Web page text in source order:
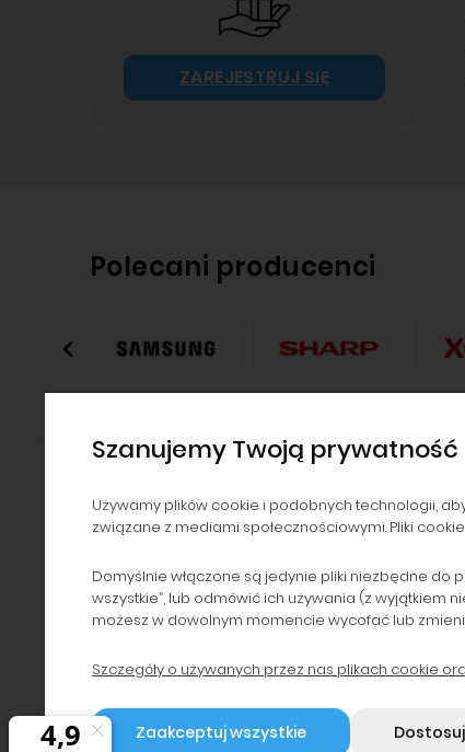
ZAREJESTRUJ SIĘ
Polecani producenci
NAWIGACJA
Kontakt i dane firmy
Dzierżawa drukarek
urządzeń
POMOC
Zwroty i reklamacje
Polityka prywatności
Program lojalnościowy
Szanujemy Twoją prywatność
Używamy plików cookie i podobnych technologii,
związane z mediami społecznościowymi. Pliki
Domyślnie włączone są jedynie pliki niezbędne do
wszystkie”, lub odmówić ich używania (z wyjątkiem
możesz w dowolnym momencie wycofać lub
Szczegóły o używanych przez nas plikach cookie
Zaakceptuj wszystkie